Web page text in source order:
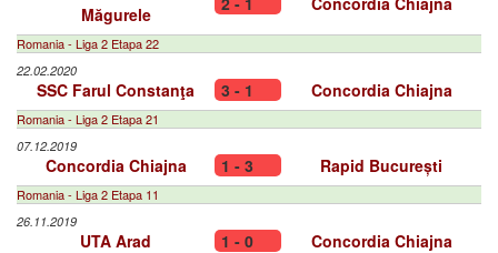
Măgurele
Romania - Liga 2 Etapa 22
22.02.2020
SSC Farul Constanţa 3 - 1 Concordia Chiajna
Romania - Liga 2 Etapa 21
07.12.2019
Concordia Chiajna 1 - 3 Rapid București
Romania - Liga 2 Etapa 11
26.11.2019
UTA Arad 1 - 0 Concordia Chiajna